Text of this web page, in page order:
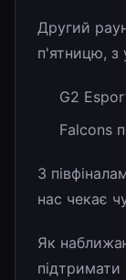
Другий
п'ятницю, з
G2
Falcons
З
нас чекає
Як